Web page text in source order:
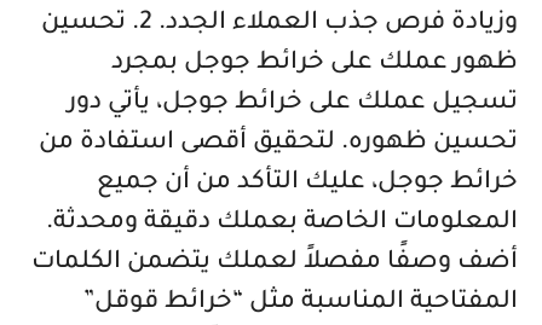
وزيادة فرص جذب العملاء الجدد. 2. تحسين
ظهور عملك على خرائط جوجل بمجرد
تسجيل عملك على خرائط جوجل، يأتي دور
تحسين ظهوره. لتحقيق أقصى استفادة من
خرائط جوجل، عليك التأكد من أن جميع
المعلومات الخاصة بعملك دقيقة ومحدثة.
أضف وصفًا مفصلاً لعملك يتضمن الكلمات
المفتاحية المناسبة مثل “خرائط قوقل”